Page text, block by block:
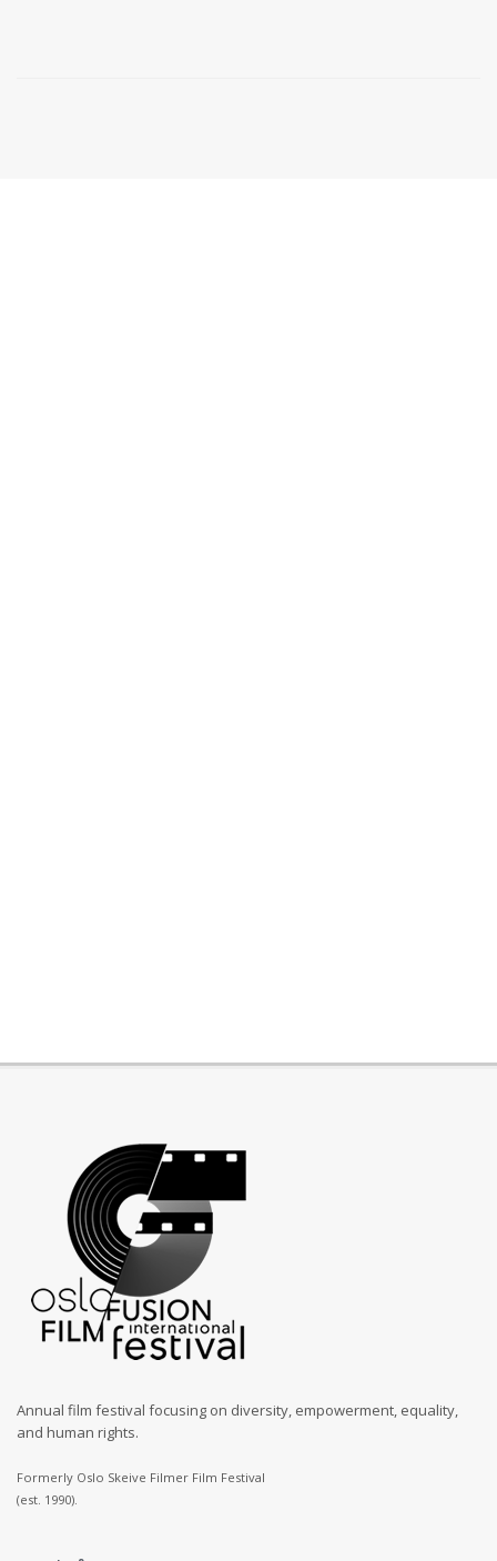
Annual film festival focusing on diversity, empowerment, equality,
and human rights.
Formerly Oslo Skeive Filmer Film Festival
(est. 1990).